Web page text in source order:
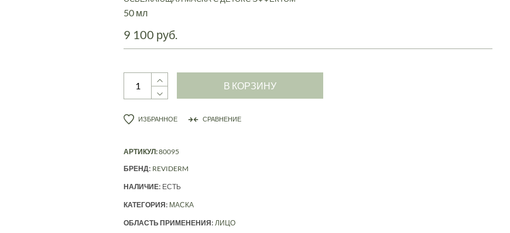
50 мл
9 100 руб.
В КОРЗИНУ
ИЗБРАННОЕ СРАВНЕНИЕ
АРТИКУЛ:80095
БРЕНД: REVIDERM
НАЛИЧИЕ: ЕСТЬ
КАТЕГОРИЯ: МАСКА
ОБЛАСТЬ ПРИМЕНЕНИЯ: ЛИЦО